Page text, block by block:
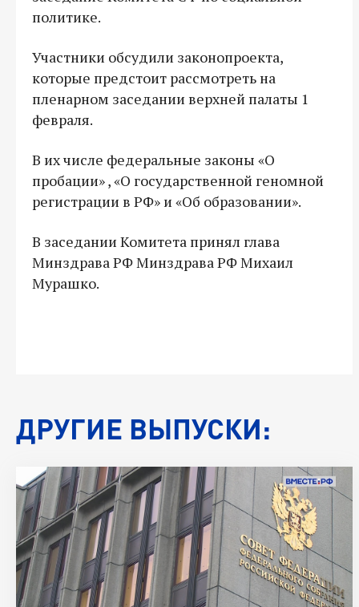
политике.
Участники обсудили законопроекта,
которые предстоит рассмотреть на
пленарном заседании верхней палаты 1
февраля.
В их числе федеральные законы «О
пробации» , «О государственной геномной
регистрации в РФ» и «Об образовании».
В заседании Комитета принял глава
Минздрава РФ Минздрава РФ Михаил
Мурашко.
ДРУГИЕ ВЫПУСКИ: